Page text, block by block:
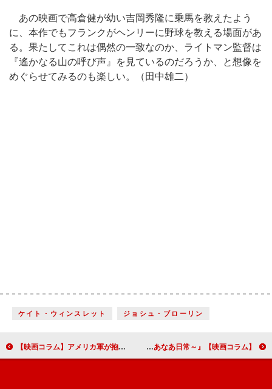
あの映画で高倉健が幼い吉岡秀隆に乗馬を教えたよう
に、本作でもフランクがヘンリーに野球を教える場面があ
る。果たしてこれは偶然の一致なのか、ライトマン監督は
『遙かなる山の呼び声』を見ているのだろうか、と想像を
めぐらせてみるのも楽しい。（田中雄二）
ケイト・ウィンスレット ジョシュ・ブローリン
【映画コラム】アメリカ軍が抱えるジレンマや矛盾を象徴した『キャプテン・アメリカ／ウィンター・ソルジャー』 【映画コラム】林業の“入門映画”『WOOD JOB！（ウッジョブ）～神去なあなあ日常～』